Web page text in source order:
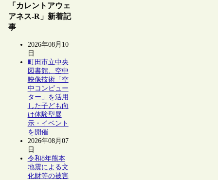
「カレントアウェ
アネス-R」新着記
事
2026年08月10
日
町田市立中央
図書館、空中
映像技術「空
中コンピュー
ター」を活用
した子ども向
け体験型展
示・イベント
を開催
2026年08月07
日
令和8年熊本
地震による文
化財等の被害